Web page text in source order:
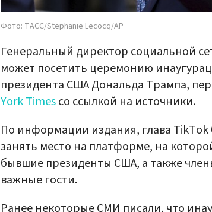
Фото: ТАСС/Stephanie Lecocq/AP
Генеральный директор социальной
может посетить церемонию
президента США Дональда Трампа,
York Timesсо ссылкой на источники.
По информации издания, глава
занять место на платформе, на
бывшие президенты США, а также
важные гости.
Ранее некоторые СМИ писали, что